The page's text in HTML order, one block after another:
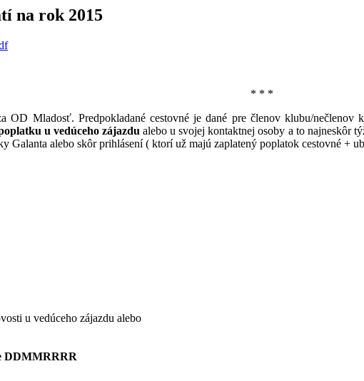
na rok 2015
* * *
OD Mladosť. Predpokladané cestovné je dané pre členov klubu/nečlenov
u vedúceho zájazdu alebo u svojej kontaktnej osoby a to najneskôr
alebo skôr prihlásení ( ktorí už majú zaplatený poplatok cestovné +
u vedúceho zájazdu alebo
DDMMRRRR